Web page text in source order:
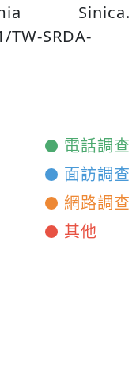
Sinica.
SRDA-
電話調查
面訪調查
網路調查
其他